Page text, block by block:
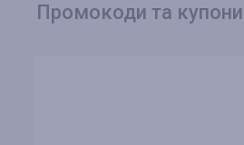
Промокоди та